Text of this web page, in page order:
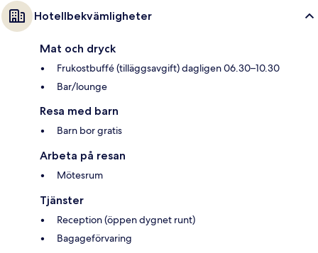
Hotellbekvämligheter
Mat och dryck
Frukostbuffé (tilläggsavgift) dagligen 06.30–10.30
Bar/lounge
Resa med barn
Barn bor gratis
Arbeta på resan
Mötesrum
Tjänster
Reception (öppen dygnet runt)
Bagageförvaring